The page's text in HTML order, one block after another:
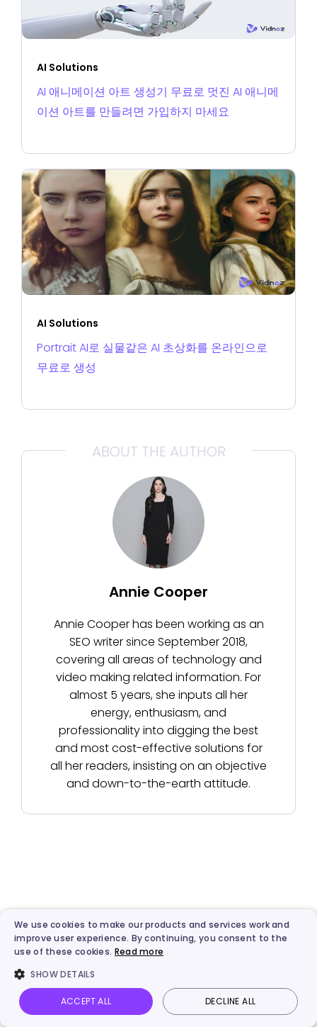
AI Solutions
AI 애니메이션 아트 생성기 무료로 멋진 AI 애니메
이션 아트를 만들려면 가입하지 마세요
AI Solutions
Portrait AI로 실물같은 AI 초상화를 온라인으로
무료로 생성
ABOUT THE AUTHOR
Annie Cooper
Annie Cooper has been working as an
SEO writer since September 2018,
covering all areas of technology and
video making related information. For
almost 5 years, she inputs all her
energy, enthusiasm, and
professionality into digging the best
and most cost-effective solutions for
all her readers, insisting on an objective
and down-to-the-earth attitude.
Best AI & Automated Video
Creation Platform
Vidnoz AI Talking Photo Image to video Login
We use cookies to make our products and services work and
improve user experience. By continuing, you consent to the
use of these cookies. Read more
SHOW DETAILS
ACCEPT ALL DECLINE ALL